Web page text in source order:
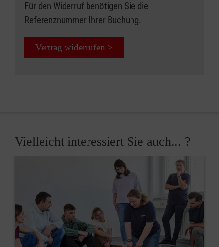
Für den Widerruf benötigen Sie die
Referenznummer Ihrer Buchung.
Vertrag widerrufen >
Vielleicht interessiert Sie auch... ?